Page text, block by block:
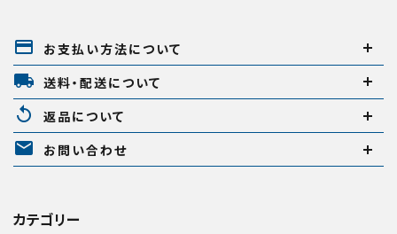
payment お支払い方法について
local_shipping 送料・配送について
replay 返品について
mail お問い合わせ
カテゴリー